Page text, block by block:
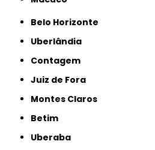
Belo Horizonte
Uberlândia
Contagem
Juiz de Fora
Montes Claros
Betim
Uberaba